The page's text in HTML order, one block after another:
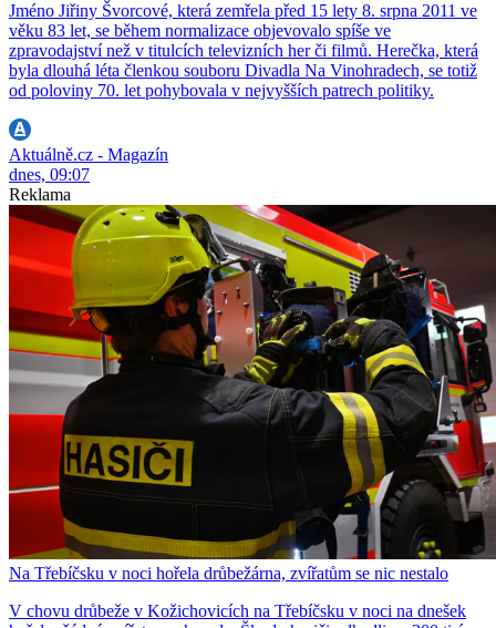
Jméno Jiřiny Švorcové, která zemřela před 15 lety 8. srpna 2011 ve
věku 83 let, se během normalizace objevovalo spíše ve
zpravodajství než v titulcích televizních her či filmů. Herečka, která
byla dlouhá léta členkou souboru Divadla Na Vinohradech, se totiž
od poloviny 70. let pohybovala v nejvyšších patrech politiky.
Aktuálně.cz - Magazín
dnes, 09:07
Reklama
Na Třebíčsku v noci hořela drůbežárna, zvířatům se nic nestalo
V chovu drůbeže v Kožichovicích na Třebíčsku v noci na dnešek